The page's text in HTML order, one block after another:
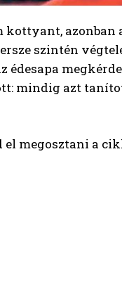
kottyant,
szintén
mindig azt
megosztani a